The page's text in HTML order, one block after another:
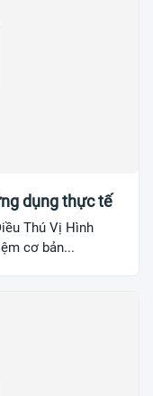
dụng thực tế
Thú Vị Hình
cơ bản...